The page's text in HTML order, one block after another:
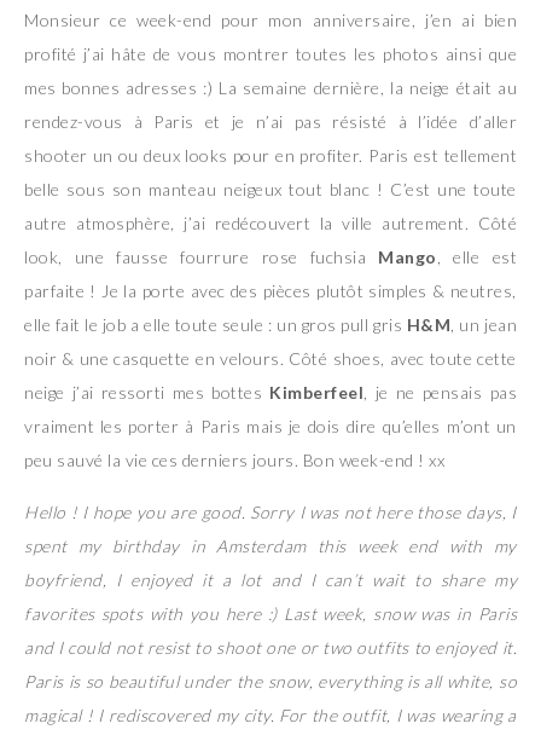
Monsieur ce week-end pour mon anniversaire, j’en ai bien
profité j’ai hâte de vous montrer toutes les photos ainsi que
mes bonnes adresses :) La semaine dernière, la neige était au
rendez-vous à Paris et je n’ai pas résisté à l’idée d’aller
shooter un ou deux looks pour en profiter. Paris est tellement
belle sous son manteau neigeux tout blanc ! C’est une toute
autre atmosphère, j’ai redécouvert la ville autrement. Côté
look, une fausse fourrure rose fuchsia Mango
, elle est
parfaite ! Je la porte avec des pièces plutôt simples & neutres,
elle fait le job a elle toute seule : un gros pull gris H&M , un jean
noir & une casquette en velours. Côté shoes, avec toute cette
neige j’ai ressorti mes bottes Kimberfeel , je ne pensais pas
vraiment les porter à Paris mais je dois dire qu’elles m’ont un
peu sauvé la vie ces derniers jours. Bon week-end ! xx
Hello ! I hope you are good. Sorry I was not here those days, I
spent my birthday in Amsterdam this week end with my
boyfriend, I enjoyed it a lot and I can’t wait to share my
favorites spots with you here :) Last week, snow was in Paris
and I could not resist to shoot one or two outfits to enjoyed it.
Paris is so beautiful under the snow, everything is all white, so
magical ! I rediscovered my city. For the outfit, I was wearing a